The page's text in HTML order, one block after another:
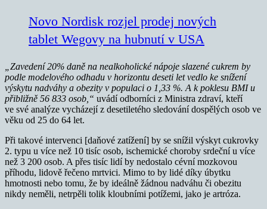
Novo Nordisk rozjel prodej nových
tablet Wegovy na hubnutí v USA
„Zavedení 20% daně na nealkoholické nápoje slazené cukrem by
podle modelového odhadu v horizontu deseti let vedlo ke snížení
výskytu nadváhy a obezity v populaci o 1,33 %. A k poklesu BMI u
přibližně 56 833 osob,“ uvádí odborníci z Ministra zdraví, kteří
ve své analýze vycházejí z desetiletého sledování dospělých osob ve
věku od 25 do 64 let.
Při takové intervenci [daňové zatížení] by se snížil výskyt cukrovky
2. typu u více než 10 tisíc osob, ischemické choroby srdeční u více
než 3 200 osob. A přes tisíc lidí by nedostalo cévní mozkovou
příhodu, lidově řečeno mrtvici. Mimo to by lidé díky úbytku
hmotnosti nebo tomu, že by ideálně žádnou nadváhu či obezitu
nikdy neměli, netrpěli tolik kloubními potížemi, jako je artróza.